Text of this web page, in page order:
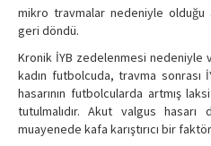
mikro travmalar nedeniyle olduğu
geri döndü.
Kronik İYB zedelenmesi nedeniyle
kadın futbolcuda, travma sonrası
hasarının futbolcularda artmış
tutulmalıdır. Akut valgus hasarı
muayenede kafa karıştırıcı bir